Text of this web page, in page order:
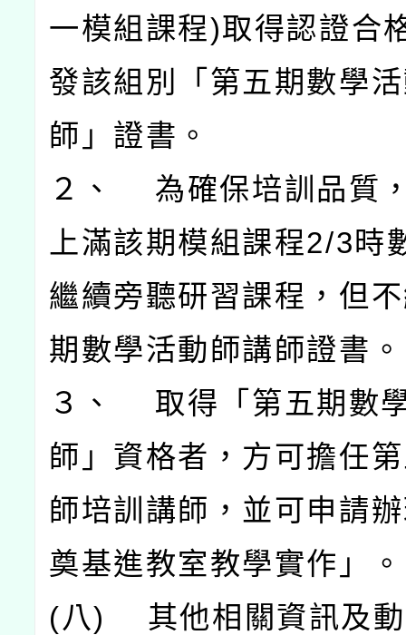
一模組課程)取得認證合
發該組別「第五期數學
師」證書。
２、 為確保培訓品質
上滿該期模組課程2/3時
繼續旁聽研習課程，但
期數學活動師講師證書。
３、 取得「第五期數
師」資格者，方可擔任
師培訓講師，並可申請
奠基進教室教學實作」。
(八) 其他相關資訊及動